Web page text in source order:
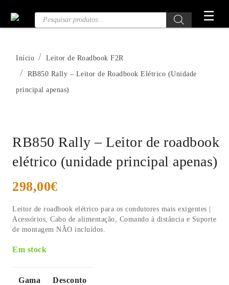
para
o
Pesquisa
☰
Início Leitor de Roadbook F2R
RB850 Rally – Leitor de Roadbook Elétrico (Unidade
principal apenas)
RB850 Rally – Leitor de roadbook
elétrico (unidade principal apenas)
298,00€
Leitor de roadbook elétrico para os condutores mais exigentes |
Acessórios, Cabo de alimentação, Comando à distância e Suporte
de montagem NÃO incluídos.
Em stock
Gama Desconto